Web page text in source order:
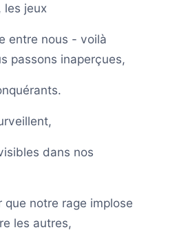
les jeux
entre nous - voilà
passons inaperçues,
dans nos
que notre rage implose
les autres,